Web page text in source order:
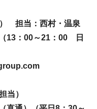
） 担当：西村・温泉
13：00～21：00 日
当）